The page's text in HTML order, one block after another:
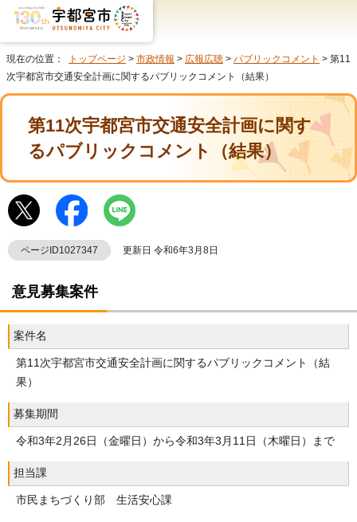
現在の位置： トップページ > 市政情報 > 広報広聴 > パブリックコメント > 第11
次宇都宮市交通安全計画に関するパブリックコメント（結果）
第11次宇都宮市交通安全計画に関す
るパブリックコメント（結果）
ページID1027347 更新日 令和6年3月8日
意見募集案件
案件名
第11次宇都宮市交通安全計画に関するパブリックコメント（結
果）
募集期間
令和3年2月26日（金曜日）から令和3年3月11日（木曜日）まで
担当課
市民まちづくり部 生活安心課